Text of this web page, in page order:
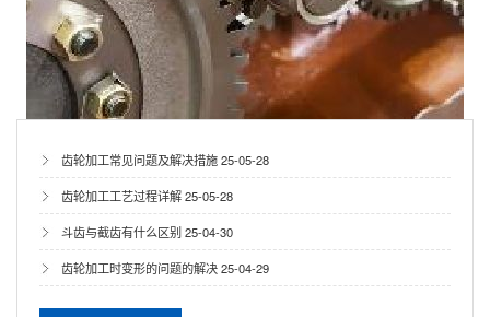
齿轮加工常见问题及解决措施25-05-28
齿轮加工工艺过程详解25-05-28
斗齿与截齿有什么区别25-04-30
齿轮加工时变形的问题的解决25-04-29
同步带轮齿形加工不是只能用滚齿机